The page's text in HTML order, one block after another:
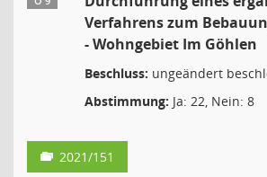
Verfahrens zum
- Wohngebiet Im Göhlen
Beschluss: ungeändert
Abstimmung: Ja: 22, Nein: 8
2021/151